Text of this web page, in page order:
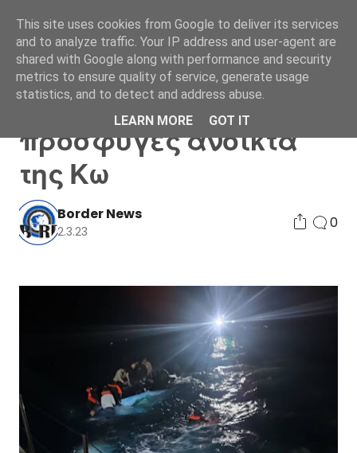
Ναυάγιο με
πρόσφυγες ανοικτά
της Κω
Border News
2.3.23
0
This site uses cookies from Google to deliver its services
and to analyze traffic. Your IP address and user-agent are
shared with Google along with performance and security
metrics to ensure quality of service, generate usage
statistics, and to detect and address abuse.
LEARN MORE
GOT IT